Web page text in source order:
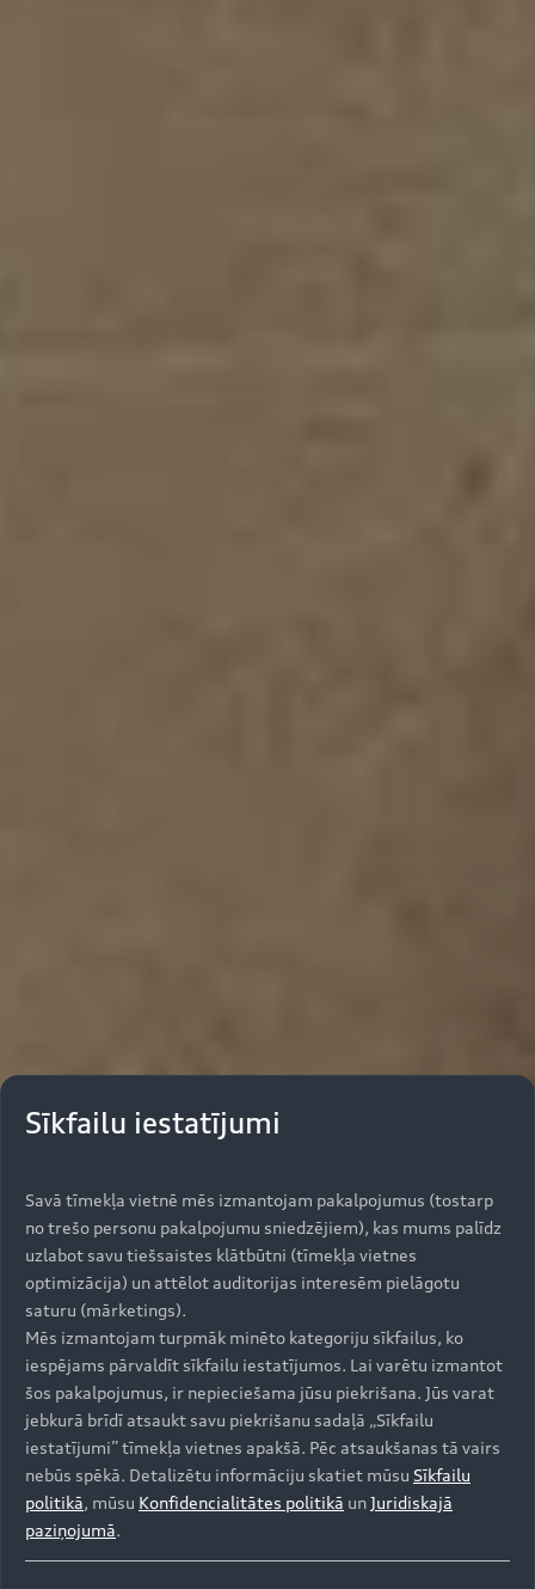
Sīkfailu iestatījumi
Savā tīmekļa vietnē mēs izmantojam pakalpojumus (tostarp
no trešo personu pakalpojumu sniedzējiem), kas mums palīdz
uzlabot savu tiešsaistes klātbūtni (tīmekļa vietnes
optimizācija) un attēlot auditorijas interesēm pielāgotu
saturu (mārketings).
Mēs izmantojam turpmāk minēto kategoriju sīkfailus, ko
iespējams pārvaldīt sīkfailu iestatījumos. Lai varētu izmantot
šos pakalpojumus, ir nepieciešama jūsu piekrišana. Jūs varat
jebkurā brīdī atsaukt savu piekrišanu sadaļā „Sīkfailu
iestatījumi” tīmekļa vietnes apakšā. Pēc atsaukšanas tā vairs
nebūs spēkā. Detalizētu informāciju skatiet mūsu Sīkfailu
politikā, mūsu Konfidencialitātes politikā unJuridiskajā
paziņojumā.